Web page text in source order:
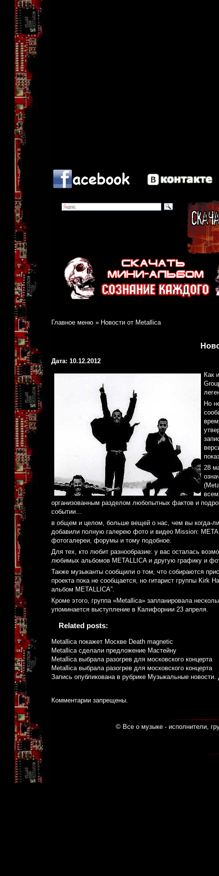
Главное меню » Новости от Metallica
Дата: 10.12.2012
Как
Но
28
организованным разделом любопытных фактов и
событии…
в общем и целом, больше вещей о нас, чем вы когда-
добавили полную галерею фото и видео Mission:
фотогалереи, форумы и тому подобное.
Для тех, кто любит разнообразие: у вас осталась
любимых альбомов METALLICA и другую графику и
Также музыканты сообщили о том, что собираются
проекта пока не сообщается, но гитарист группы Kirk
альбом METALLICA”.
Кроме этого, группа «Metallica» запланировала
упоминается выступление в Калифорнии 23 апреля.
Related posts:
Metallica покажет Москве Death magnetic
Metallica сделали предложение Мастейну
Metallica выбрала разогрев для московского концерта
Metallica выбрала разогрев для московского концерта
Запись опубликована в рубрике Музыкальные новости.
Комментарии запрещены.
© Все о музыке - исполнители,